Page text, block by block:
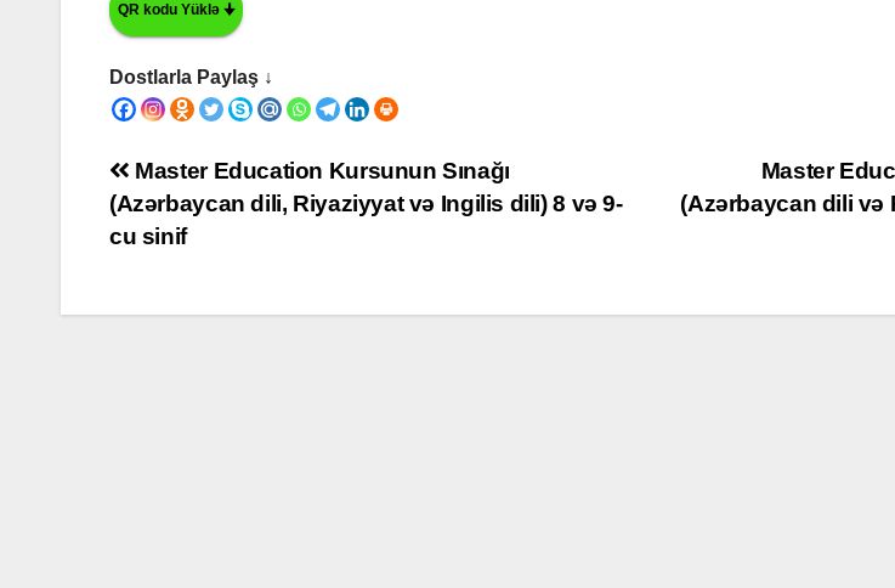
QR kodu Yüklə 🠋
Dostlarla Paylaş ↓
Yazı
naviqasiyası
Master
(Azərbaycan dili və
Master Education Kursunun Sınağı
(Azərbaycan dili, Riyaziyyat və Ingilis dili) 8 və 9-
cu sinif